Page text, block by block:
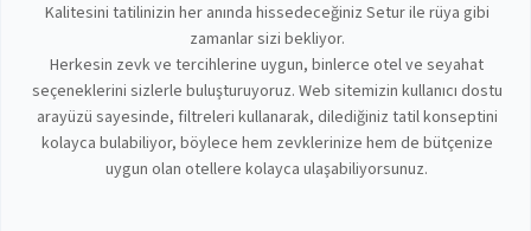
Kalitesini tatilinizin her anında hissedeceğiniz Setur ile rüya gibi
zamanlar sizi bekliyor.
Herkesin zevk ve tercihlerine uygun, binlerce otel ve seyahat
seçeneklerini sizlerle buluşturuyoruz. Web sitemizin kullanıcı dostu
arayüzü sayesinde, filtreleri kullanarak, dilediğiniz tatil konseptini
kolayca bulabiliyor, böylece hem zevklerinize hem de bütçenize
uygun olan otellere kolayca ulaşabiliyorsunuz.